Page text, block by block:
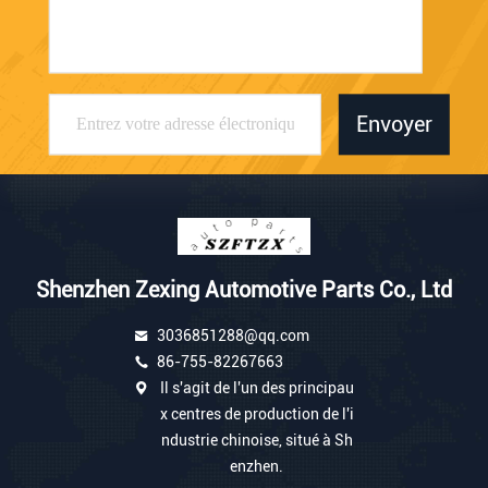
Envoyer
Shenzhen Zexing Automotive Parts Co., Ltd
3036851288@qq.com
86-755-82267663
Il s'agit de l'un des principau
x centres de production de l'i
ndustrie chinoise, situé à Sh
enzhen.